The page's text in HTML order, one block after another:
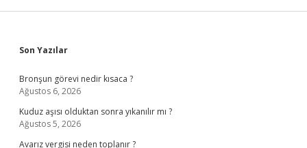
Sidebar
Son Yazılar
Bronşun görevi nedir kısaca ?
Ağustos 6, 2026
Kuduz aşısı olduktan sonra yıkanılır mı ?
Ağustos 5, 2026
Avarız vergisi neden toplanır ?